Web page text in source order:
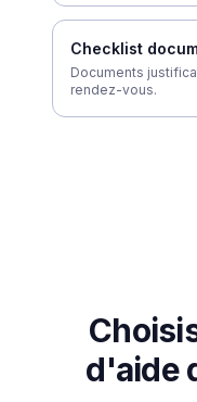
Checklist
Documents
rendez-vous.
d'aide